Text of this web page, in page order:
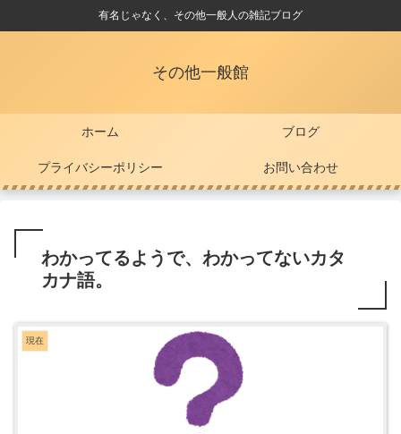
有名じゃなく、その他一般人の雑記ブログ
その他一般館
ホーム ブログ
プライバシーポリシー お問い合わせ
わかってるようで、わかってないカタ
カナ語。
現在